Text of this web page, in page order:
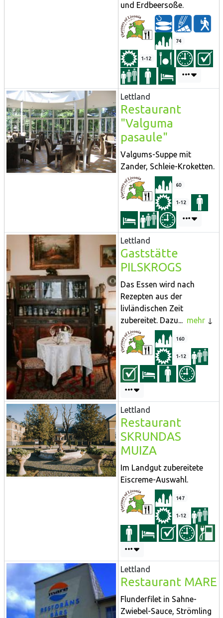
und Erdbeersoße.
74
1-12
Lettland
Restaurant
"Valguma
pasaule"
Valgums-Suppe mit
Zander, Schleie-Kroketten.
60
1-12
Lettland
Gaststätte
PILSKROGS
Das Essen wird nach
Rezepten aus der
livländischen Zeit
zubereitet. Dazu... mehr
160
1-12
Lettland
Restaurant
SKRUNDAS
MUIZA
Im Landgut zubereitete
Eiscreme-Auswahl.
147
1-12
Lettland
Restaurant MARE
Flunderfilet in Sahne-
Zwiebel-Sauce, Strömling